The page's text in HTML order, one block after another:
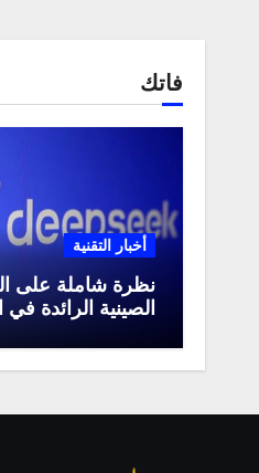
فاتك
أخبار التقنية
نظرة شاملة على
الصينية الرائدة في
وكيف تستفيد منها
2025